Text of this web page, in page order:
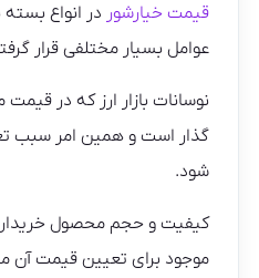
قیمت خیارشور در انواع بسته
عوامل بسیار مختلفی قرار
نوسانات بازار ارز که در قیمت
گذار است و همین امر سبب
شود.
کیفیت و حجم محصول
موجود برای تعیین قیمت